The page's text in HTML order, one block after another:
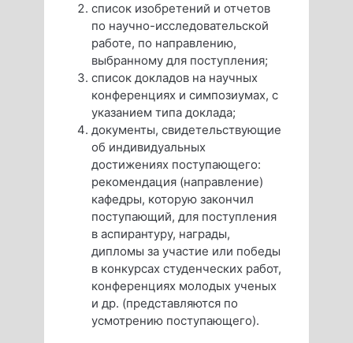
список изобретений и отчетов
по научно-исследовательской
работе, по направлению,
выбранному для поступления;
список докладов на научных
конференциях и симпозиумах, с
указанием типа доклада;
документы, свидетельствующие
об индивидуальных
достижениях поступающего:
рекомендация (направление)
кафедры, которую закончил
поступающий, для поступления
в аспирантуру, награды,
дипломы за участие или победы
в конкурсах студенческих работ,
конференциях молодых ученых
и др. (представляются по
усмотрению поступающего).